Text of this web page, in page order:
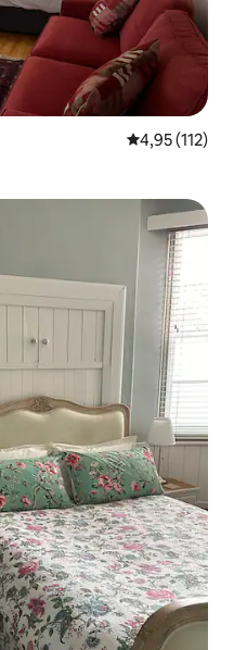
Priemerné
4,95 (112)